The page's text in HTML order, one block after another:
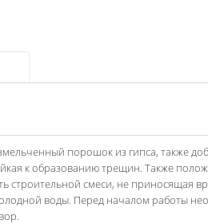
порошок из гипса, также
к образованию трещин. Также
смеси, не приносящая
воды. Перед началом работы